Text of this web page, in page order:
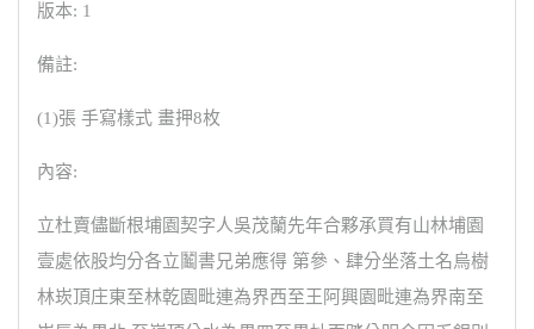
版本: 1
備註:
(1)張 手寫樣式 畫押8枚
內容:
立杜賣儘斷根埔園契字人吳茂蘭先年合夥承買有山林埔園
壹處依股均分各立鬮書兄弟應得 第參、肆分坐落土名烏樹
林崁頂庄東至林乾園毗連為界西至王阿興園毗連為界南至